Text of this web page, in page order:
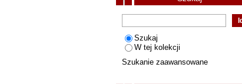
Szukaj
W tej kolekcji
Szukanie zaawansowane